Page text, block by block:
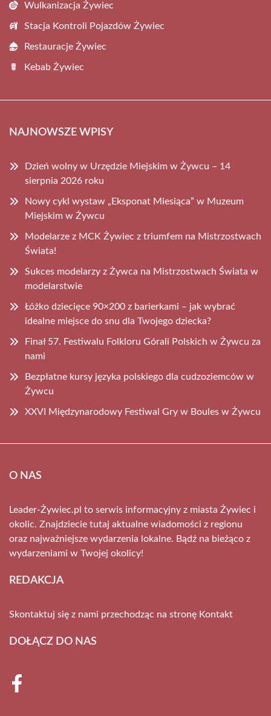
Wulkanizacja Żywiec
Stacja Kontroli Pojazdów Żywiec
Restauracje Żywiec
Kebab Żywiec
NAJNOWSZE WPISY
Dzień wolny w Urzędzie Miejskim w Żywcu – 14
sierpnia 2026 roku
Nowy cykl wystaw „Eksponat Miesiąca” w Muzeum
Miejskim w Żywcu
Modelarze z MCK Żywiec z triumfem na Mistrzostwach
Świata!
Sukces modelarzy z Żywca na Mistrzostwach Świata w
modelarstwie
Łóżko dziecięce 90×200 z barierkami – jak wybrać
idealne miejsce do snu dla Twojego dziecka?
Finał 57. Festiwalu Folkloru Górali Polskich w Żywcu za
nami
Bezpłatne kursy języka polskiego dla cudzoziemców w
Żywcu
XXVI Międzynarodowy Festiwal Gry w Boules w Żywcu
O NAS
Leader-Żywiec.pl to serwis informacyjny z miasta Żywiec i
okolic. Znajdziecie tutaj aktualne wiadomości z regionu
oraz najważniejsze wydarzenia lokalne. Bądź na bieżąco z
wydarzeniami w Twojej okolicy!
REDAKCJA
Skontaktuj się z nami przechodząc na stronę Kontakt
DOŁĄCZ DO NAS